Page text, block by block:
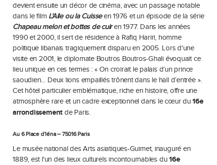
devient ensuite un décor de cinéma, avec un passage notable
dans le film L'Aile ou la Cuisseen 1976 et un épisode de la série
Chapeau melon et bottes de cuiren 1977. Dans les années
1990 et 2000, il sert de résidence à Rafiq Hariri, homme
politique libanais tragiquement disparu en 2005. Lors d'une
visite en 2001, le diplomate Boutros Boutros-Ghali évoquait ce
lieu unique en ces termes : « On croirait le palais d’un prince
saoudien… Deux lions empaillés trônent dans le hall d’entrée ».
Cet hôtel particulier emblématique, riche en histoire, offre une
atmosphère rare et un cadre exceptionnel dans le cœur du16e
arrondissement de Paris.
Au 6 Place d’Iéna – 75016 Paris
Le musée national des Arts asiatiques-Guimet, inauguré en
1889, est l'un des lieux culturels incontournables du16e